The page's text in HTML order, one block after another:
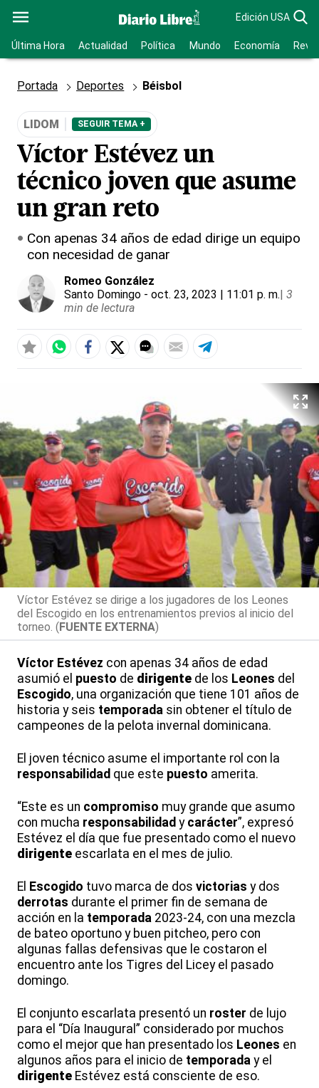
Edición USA
Última Hora Actualidad Política Mundo Economía
Portada Deportes Béisbol
LIDOM SEGUIR TEMA +
Víctor Estévez un
técnico joven que asume
un gran reto
Con apenas 34 años de edad dirige un equipo
con necesidad de ganar
Romeo González
Santo Domingo - oct. 23, 2023 | 11:01 p. m.| 3
min de lectura
Víctor Estévez se dirige a los jugadores de los Leones
del Escogido en los entrenamientos previos al inicio del
torneo. (FUENTE EXTERNA)
Víctor Estévez con apenas 34 años de edad
asumió el puesto de dirigente de los Leones del
Escogido, una organización que tiene 101 años de
historia y seis temporada sin obtener el título de
campeones de la pelota invernal dominicana.
El joven técnico asume el importante rol con la
responsabilidad que este puesto amerita.
“Este es un compromiso muy grande que asumo
con mucha responsabilidad y carácter”, expresó
Estévez el día que fue presentado como el nuevo
dirigente escarlata en el mes de julio.
El Escogido tuvo marca de dos victorias y dos
derrotas durante el primer fin de semana de
acción en la temporada 2023-24, con una mezcla
de bateo oportuno y buen pitcheo, pero con
algunas fallas defensivas que le costaron el
encuentro ante los Tigres del Licey el pasado
domingo.
El conjunto escarlata presentó un roster de lujo
para el “Día Inaugural” considerado por muchos
como el mejor que han presentado los Leones en
algunos años para el inicio de temporada y el
dirigente Estévez está consciente de eso.